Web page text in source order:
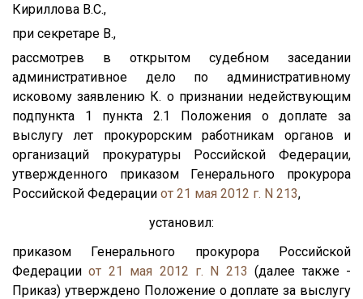
Кириллова В.С.,
при секретаре В.,
рассмотрев в открытом судебном заседании
административное дело по административному
исковому заявлению К. о признании недействующим
подпункта 1 пункта 2.1 Положения о доплате за
выслугу лет прокурорским работникам органов и
организаций прокуратуры Российской Федерации,
утвержденного приказом Генерального прокурора
Российской Федерации от 21 мая 2012 г. N 213,
установил:
приказом Генерального прокурора Российской
Федерацииот 21 мая 2012 г. N 213 (далее также -
Приказ) утверждено Положение о доплате за выслугу